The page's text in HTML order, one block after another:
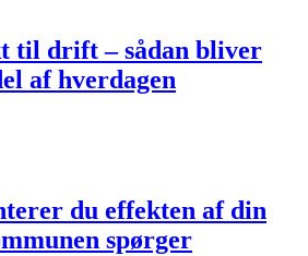
til drift – sådan bliver
af hverdagen
du effekten af din
spørger